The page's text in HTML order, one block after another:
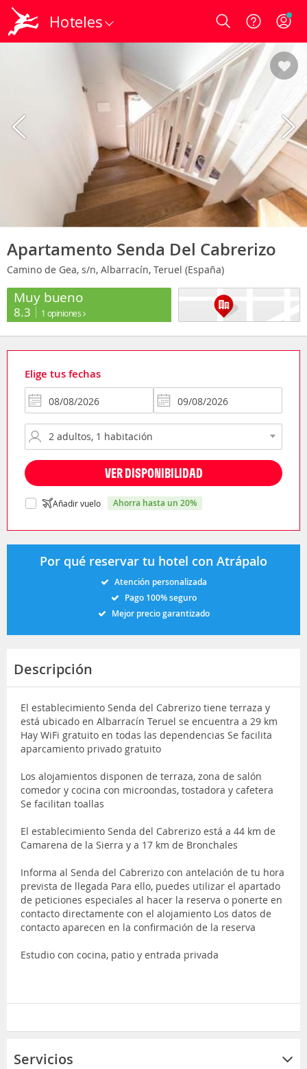
Hoteles Login
Apartamento Senda Del Cabrerizo
Camino de Gea, s/n, Albarracín, Teruel (España)
Muy bueno
8.3 1 opiniones
Elige tus fechas
VER DISPONIBILIDAD
Añadir vuelo ahorra hasta un 20%
Por qué reservar tu hotel con Atrápalo
Atención personalizada
Pago 100% seguro
Mejor precio garantizado
Descripción
El establecimiento Senda del Cabrerizo tiene terraza y
está ubicado en Albarracín Teruel se encuentra a 29 km
Hay WiFi gratuito en todas las dependencias Se facilita
aparcamiento privado gratuito
Los alojamientos disponen de terraza, zona de salón
comedor y cocina con microondas, tostadora y cafetera
Se facilitan toallas
El establecimiento Senda del Cabrerizo está a 44 km de
Camarena de la Sierra y a 17 km de Bronchales
Informa al Senda del Cabrerizo con antelación de tu hora
prevista de llegada Para ello, puedes utilizar el apartado
de peticiones especiales al hacer la reserva o ponerte en
contacto directamente con el alojamiento Los datos de
contacto aparecen en la confirmación de la reserva
Estudio con cocina, patio y entrada privada
Servicios